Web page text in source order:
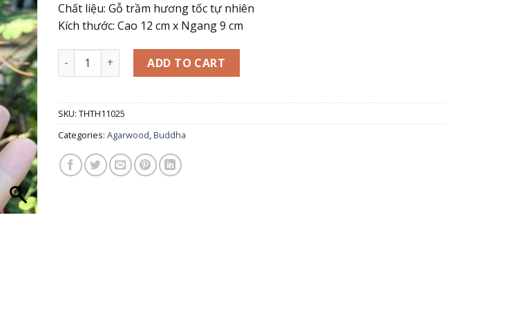
Chất liệu: Gỗ trầm hương tốc tự nhiên
Kích thước: Cao 12 cm x Ngang 9 cm
Tượng phật Di Lặc phong thủy gỗ trầm hương tốc tự nhiên cầu bình an, may mắn, sức
ADD TO CART
SKU: THTH11025
Categories: Agarwood Buddha